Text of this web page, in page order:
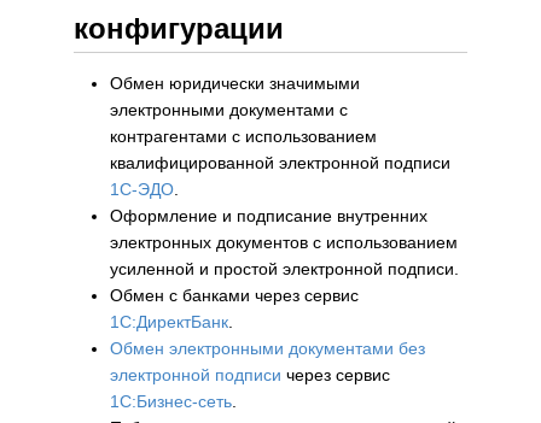
конфигурации
Обмен юридически значимыми
электронными документами с
контрагентами с использованием
квалифицированной электронной подписи
1С-ЭДО
Оформление и подписание внутренних
электронных документов с использованием
усиленной и простой электронной подписи.
Обмен с банками через сервис
1С:ДиректБанк
Обмен электронными документами без
электронной подписи через сервис
1С:Бизнес-сеть